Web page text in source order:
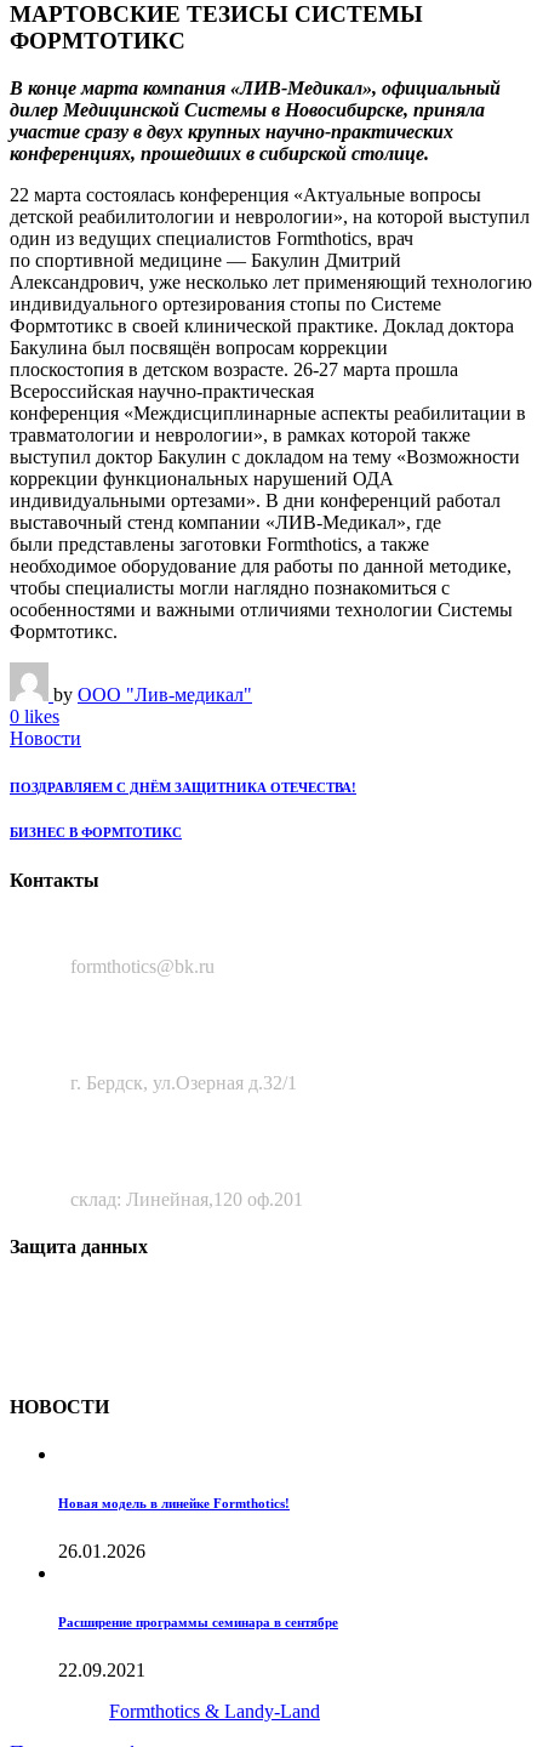
МАРТОВСКИЕ ТЕЗИСЫ СИСТЕМЫ
ФОРМТОТИКС
В конце марта компания «ЛИВ-Медикал», официальный
дилер Медицинской Системы в Новосибирске, приняла
участие сразу в двух крупных научно-практических
конференциях, прошедших в сибирской столице.
22 марта состоялась конференция «Актуальные вопросы
детской реабилитологии и неврологии», на которой выступил
один из ведущих специалистов Formthotics, врач
по спортивной медицине — Бакулин Дмитрий
Александрович, уже несколько лет применяющий технологию
индивидуального ортезирования стопы по Системе
Формтотикс в своей клинической практике. Доклад доктора
Бакулина был посвящён вопросам коррекции
плоскостопия в детском возрасте. 26-27 марта прошла
Всероссийская научно-практическая
конференция «Междисциплинарные аспекты реабилитации в
травматологии и неврологии», в рамках которой также
выступил доктор Бакулин с докладом на тему «Возможности
коррекции функциональных нарушений ОДА
индивидуальными ортезами». В дни конференций работал
выставочный стенд компании «ЛИВ-Медикал», где
были представлены заготовки Formthotics, а также
необходимое оборудование для работы по данной методике,
чтобы специалисты могли наглядно познакомиться с
особенностями и важными отличиями технологии Системы
Формтотикс.
by ООО "Лив-медикал"
0 likes
Новости
ПОЗДРАВЛЯЕМ С ДНЁМ ЗАЩИТНИКА ОТЕЧЕСТВА!
БИЗНЕС В ФОРМТОТИКС
Контакты
formthotics@bk.ru
г. Бердск, ул.Озерная д.32/1
склад: Линейная,120 оф.201
Защита данных
НОВОСТИ
Новая модель в линейке Formthotics!
26.01.2026
Расширение программы семинара в сентябре
22.09.2021
Formthotics & Landy-Land